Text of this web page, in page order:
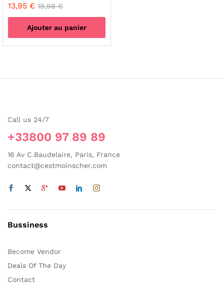
13,95 € 19,98€
Ajouter au panier
Call us 24/7
+33800 97 89 89
16 Av C.Baudelaire, Paris, France
contact@cestmoinscher.com
Bussiness
Become Vendor
Deals Of The Day
Contact